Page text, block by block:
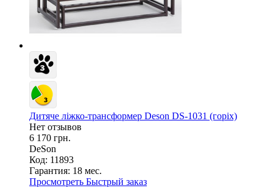
Дитяче ліжко-трансформер Deson DS-1031 (горіх)
Нет отзывов
6 170 грн.
DeSon
Код: 11893
Гарантия: 18 мес.
Просмотреть Быстрый заказ